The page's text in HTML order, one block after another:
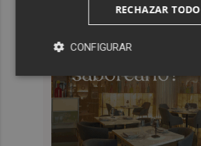
RECHAZAR TODO
CONFIGURAR